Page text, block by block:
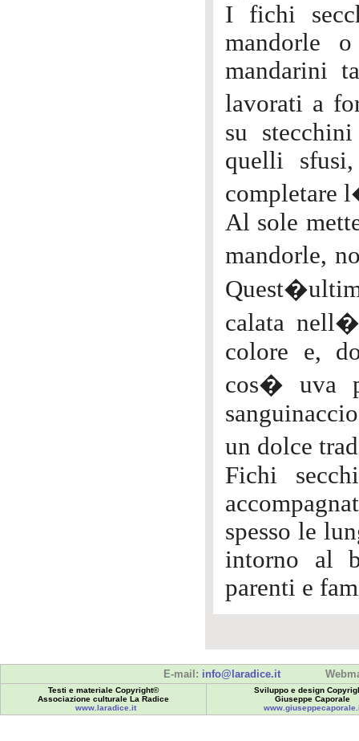
I fichi
mandorle
mandarini
lavorati a
su
quelli
completare
Al sole
mandorle,
calata
colore e,
cos� uva
un dolce
Fichi
spesso le
intorno al
parenti e
E-mail: info@laradice.it
Testi e materiale Copyright©
Associazione culturale La Radice
www.laradice.it
Sviluppo e design
Giuseppe Caporale